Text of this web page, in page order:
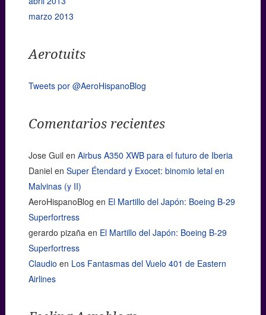
marzo 2013
Aerotuits
Tweets por @AeroHispanoBlog
Comentarios recientes
Jose Guil en Airbus A350 XWB para el futuro de Iberia
Daniel en Super Étendard y Exocet: binomio letal en
Malvinas (y II)
AeroHispanoBlog en El Martillo del Japón: Boeing B-29
Superfortress
gerardo pizañaen El Martillo del Japón: Boeing B-29
Superfortress
Claudio en Los Fantasmas del Vuelo 401 de Eastern
Airlines